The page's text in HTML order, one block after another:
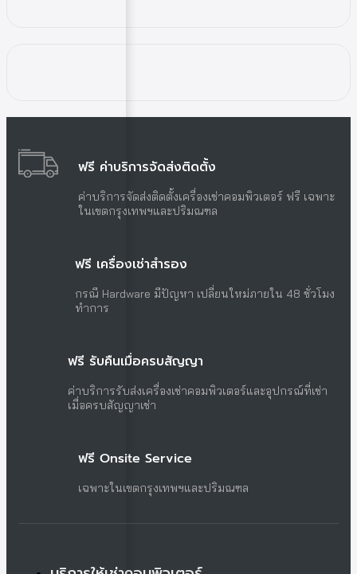
ฟรี ค่าบริการจัดส่งติดตั้ง
ค่าบริการจัดส่งติดตั้งเครื่องเช่าคอมพิวเตอร์ ฟรี เฉพาะ
ในเขตกรุงเทพฯและปริมณฑล
ฟรี เครื่องเช่าสำรอง
กรณี Hardware มีปัญหา เปลี่ยนใหม่ภายใน 48 ชั่วโมง
ทำการ
ฟรี รับคืนเมื่อครบสัญญา
ค่าบริการรับส่งเครื่องเช่าคอมพิวเตอร์และอุปกรณ์ที่เช่า
เมื่อครบสัญญาเช่า
ฟรี Onsite Service
เฉพาะในเขตกรุงเทพฯและปริมณฑล